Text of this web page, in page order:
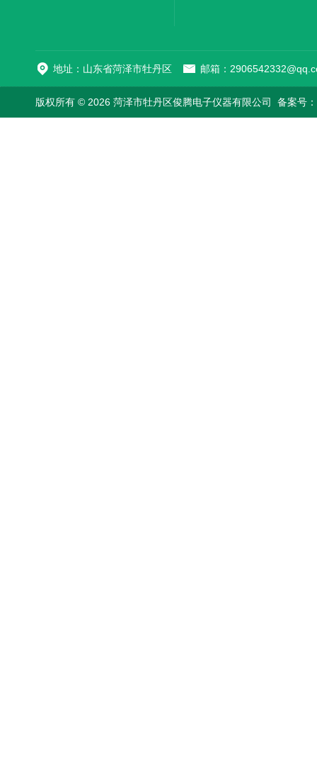
地址：山东省菏泽市牡丹区 邮箱：
版权所有 © 2026 菏泽市牡丹区俊腾电子仪器有限公司 备案号